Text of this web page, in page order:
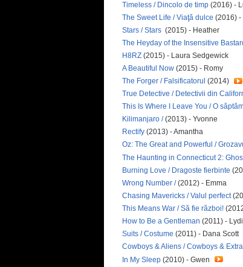
Timeless / Dincolo de timp (2016) -
The Sweet Life / Viaţă dulce (2016) -
Stars / Stars (2015) - Heather
The Heyday of the Insensitive
H8RZ (2015) - Laura Sedgewick
A Beautiful Now (2015) - Romy
The Forger / Falsificatorul (2014)
True Detective / Detectivii din
This Is Where I Leave You / O
Kilimanjaro /(2013) - Yvonne
Rectify (2013) - Amantha
Oz: The Great and Powerful /
The Haunting in Connecticut 2:
Burning Love / Dragoste fierbinte
Wrong Number /(2012) - Emma
Chasing Mavericks / Valul perfect
This Means War / Să fie război!
How to Be a Gentleman (2011) -
Suits / Costume (2011) - Dana Scott
Cowboys & Aliens / Cowboys &
In My Sleep (2010) - Gwen